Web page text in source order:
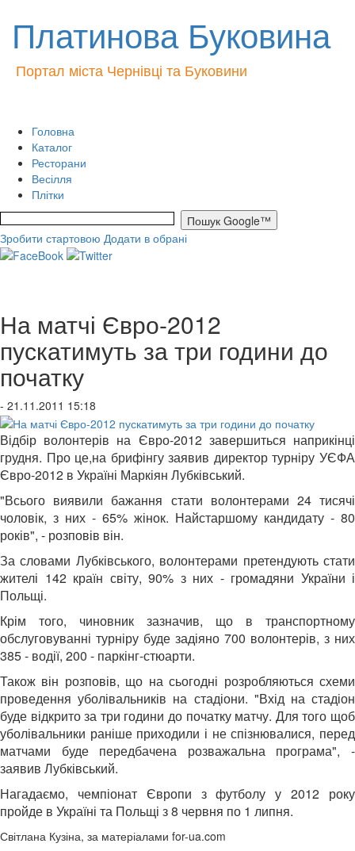
Платинова Буковина
Портал міста Чернівці та Буковини
Головна
Каталог
Ресторани
Весілля
Плітки
Зробити стартовою Додати в обрані
На матчі Євро-2012
пускатимуть за три години до
початку
- 21.11.2011 15:18
Відбір волонтерів на Євро-2012 завершиться наприкінці
грудня. Про це,на брифінгу заявив директор турніру УЄФА
Євро-2012 в Україні Маркіян Лубківський.
"Всього виявили бажання стати волонтерами 24 тисячі
чоловік, з них - 65% жінок. Найстаршому кандидату - 80
років", - розповів він.
За словами Лубківського, волонтерами претендують стати
жителі 142 країн світу, 90% з них - громадяни України і
Польщі.
Крім того, чиновник зазначив, що в транспортному
обслуговуванні турніру буде задіяно 700 волонтерів, з них
385 - водії, 200 - паркінг-стюарти.
Також він розповів, що на сьогодні розробляються схеми
проведення уболівальників на стадіони. "Вхід на стадіон
буде відкрито за три години до початку матчу. Для того щоб
уболівальники раніше приходили і не спізнювалися, перед
матчами буде передбачена розважальна програма", -
заявив Лубківський.
Нагадаємо, чемпіонат Європи з футболу у 2012 року
пройде в Україні та Польщі з 8 червня по 1 липня.
Світлана Кузіна, за матеріалами for-ua.com